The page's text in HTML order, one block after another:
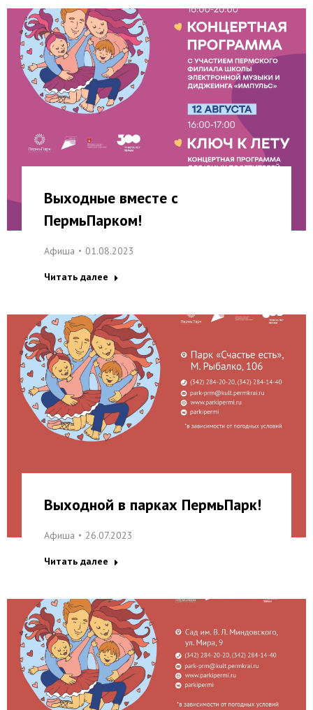
Выходные вместе с
ПермьПарком!
Афиша 01.08.2023
Читать далее
Выходной в парках ПермьПарк!
Афиша 26.07.2023
Читать далее